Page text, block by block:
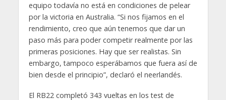
equipo todavía no está en condiciones de pelear
por la victoria en Australia. “Si nos fijamos en el
rendimiento, creo que aún tenemos que dar un
paso más para poder competir realmente por las
primeras posiciones. Hay que ser realistas. Sin
embargo, tampoco esperábamos que fuera así de
bien desde el principio”, declaró el neerlandés.
El RB22 completó 343 vueltas en los test de